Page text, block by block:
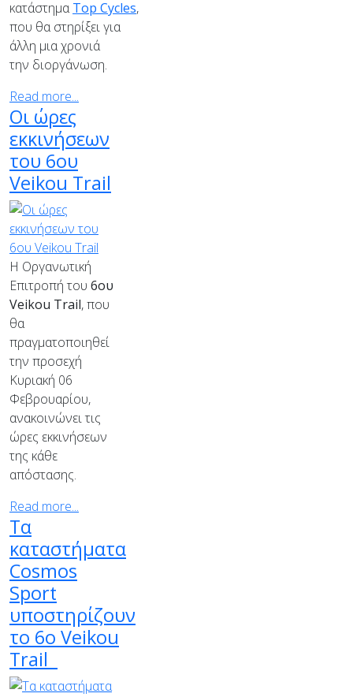
κατάστημαTop Cycles,
που θα στηρίξει για
άλλη μια χρονιά
την διοργάνωση.
Read more...
Οι ώρες
εκκινήσεων
του 6ου
Veikou Trail
Η Οργανωτική
Επιτροπή του 6ου
Veikou Trail, που
θα
πραγματοποιηθεί
την προσεχή
Κυριακή 06
Φεβρουαρίου,
ανακοινώνει τις
ώρες εκκινήσεων
της κάθε
απόστασης.
Read more...
Τα
καταστήματα
Cosmos
Sport
υποστηρίζουν
το 6ο Veikou
Trail